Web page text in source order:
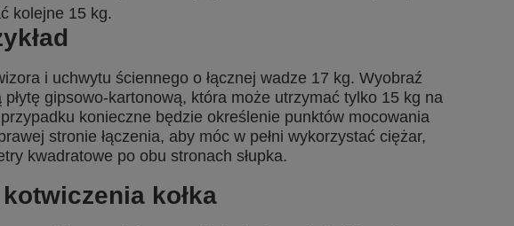
kolejne 15 kg.
i uchwytu ściennego o łącznej wadze 17 kg. Wyobraź
gipsowo-kartonową, która może utrzymać tylko 15 kg na
konieczne będzie określenie punktów mocowania
stronie łączenia, aby móc w pełni wykorzystać ciężar,
kwadratowe po obu stronach słupka.
kołka